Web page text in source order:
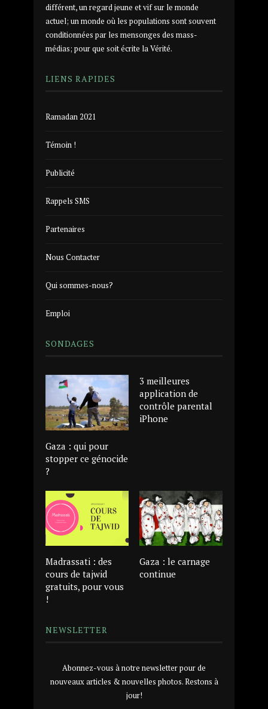
différent, un regard jeune et vif sur le monde
actuel; un monde où les populations sont souvent
conditionnées par les mensonges des mass-
médias; pour que soit écrite la Vérité.
LIENS RAPIDES
Ramadan 2021
Témoin !
Publicité
Rappels SMS
Partenaires
Nous Contacter
Qui sommes-nous?
Emploi
SONDAGES
Gaza : qui pour
stopper ce génocide
?
3 meilleures
application de
contrôle parental
iPhone
Madrassati : des
cours de tajwid
gratuits, pour vous
!
Gaza : le carnage
continue
NEWSLETTER
Abonnez-vous à notre newsletter pour de
nouveaux articles & nouvelles photos. Restons à
jour!